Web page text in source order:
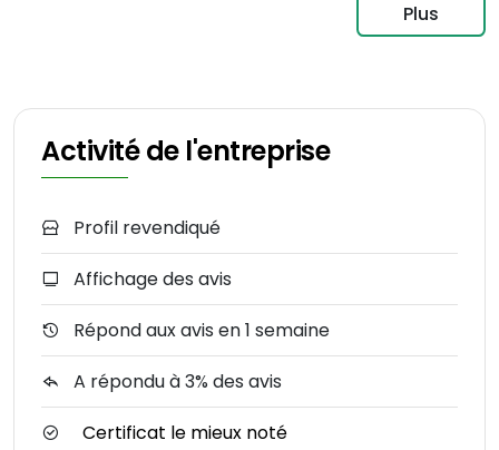
Plus
Activité de l'entreprise
Profil revendiqué
Affichage des avis
Répond aux avis en 1 semaine
A répondu à 3% des avis
Certificat le mieux noté